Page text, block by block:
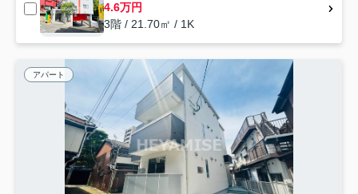
4.6万円
3階 / 21.70㎡ / 1K
アパート